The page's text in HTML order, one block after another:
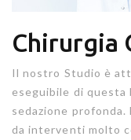
Chirurgia
Il nostro Studio è
eseguibile di questa
sedazione profonda.
da interventi molto